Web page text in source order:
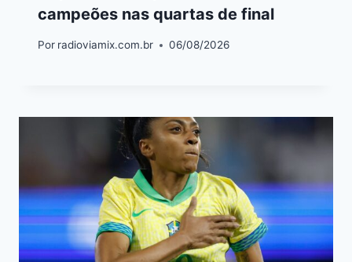
campeões nas quartas de final
Por radioviamix.com.br 06/08/2026